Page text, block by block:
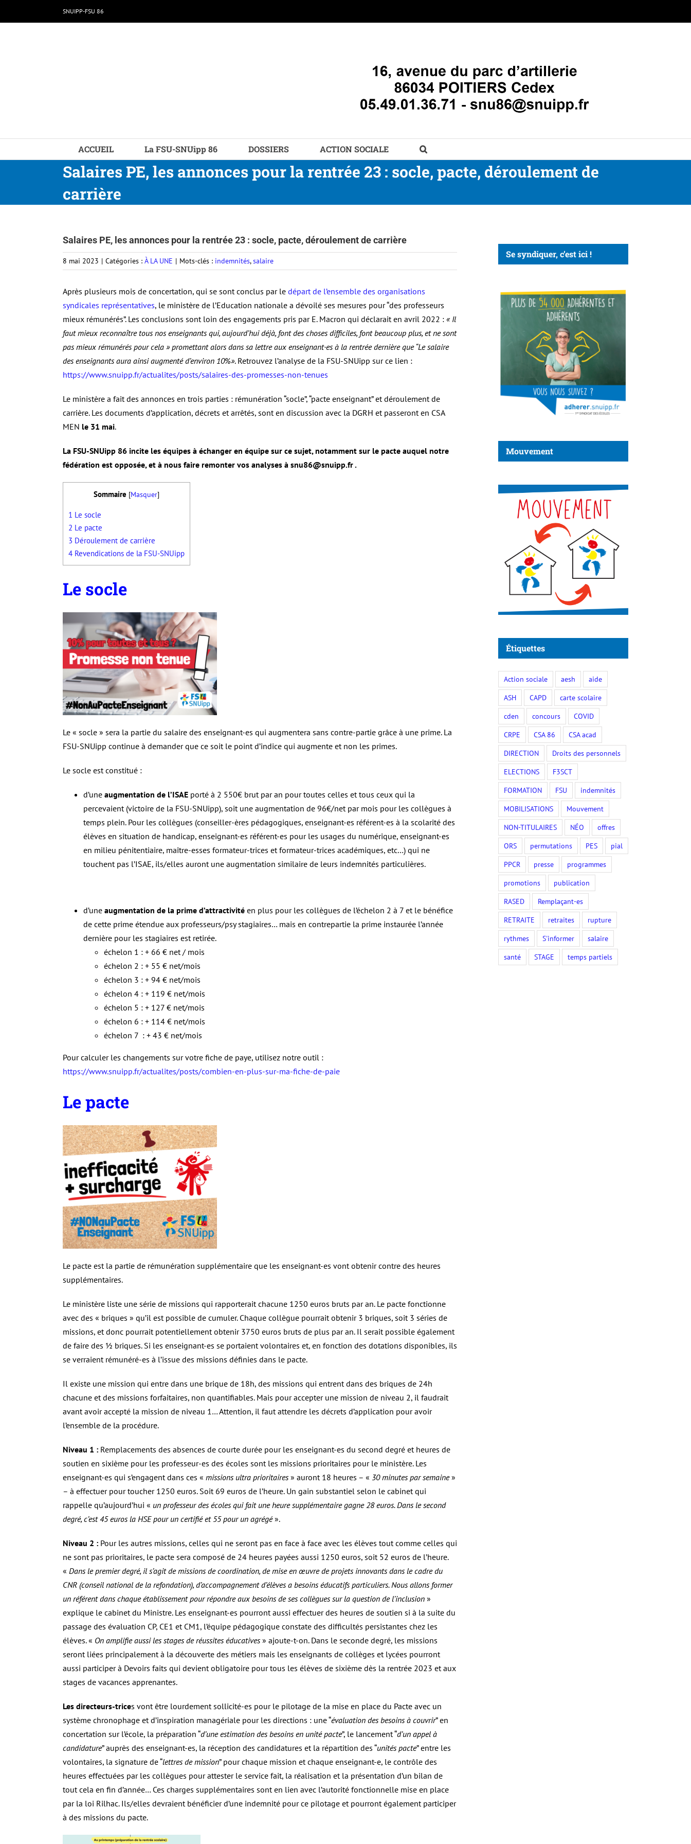
au
SNUIPP-FSU 86
ACCUEIL La FSU-SNUipp 86 DOSSIERS ACTION SOCIALE
Salaires PE, les annonces pour la rentrée 23 : socle, pacte, déroulement de
carrière
Salaires PE, les annonces pour la rentrée 23 : socle, pacte, déroulement de carrière
8 mai 2023 | Catégories : À LA UNE | Mots-clés : indemnités,salaire
Après plusieurs mois de concertation, qui se sont conclus par le départ de l’ensemble des organisations
syndicales représentatives, le ministère de l’Education nationale a dévoilé ses mesures pour “des professeurs
mieux rémunérés”. Les conclusions sont loin des engagements pris par E. Macron qui déclarait en avril 2022 : « Il
faut mieux reconnaître tous nos enseignants qui, aujourd’hui déjà, font des choses difficiles, font beaucoup plus, et ne sont
pas mieux rémunérés pour cela » promettant alors dans sa lettre aux enseignant·es à la rentrée dernière que “Le salaire
des enseignants aura ainsi augmenté d’environ 10%». Retrouvez l’analyse de la FSU-SNUipp sur ce lien :
https://www.snuipp.fr/actualites/posts/salaires-des-promesses-non-tenues
Le ministère a fait des annonces en trois parties : rémunération “socle”, “pacte enseignant” et déroulement de
carrière. Les documents d’application, décrets et arrêtés, sont en discussion avec la DGRH et passeront en CSA
MEN le 31 mai.
La FSU-SNUipp 86 incite les équipes à échanger en équipe sur ce sujet, notamment sur le pacte auquel notre
fédération est opposée, et à nous faire remonter vos analyses à snu86@snuipp.fr .
Sommaire [Masquer]
1 Le socle
2 Le pacte
3 Déroulement de carrière
4 Revendications de la FSU-SNUipp
Le socle
Le « socle » sera la partie du salaire des enseignant-es qui augmentera sans contre-partie grâce à une prime. La
FSU-SNUipp continue à demander que ce soit le point d’indice qui augmente et non les primes.
Le socle est constitué :
d’une augmentation de l’ISAE porté à 2 550€ brut par an pour toutes celles et tous ceux qui la
percevaient (victoire de la FSU-SNUipp), soit une augmentation de 96€/net par mois pour les collègues à
temps plein. Pour les collègues (conseiller-ères pédagogiques, enseignant-es référent-es à la scolarité des
élèves en situation de handicap, enseignant-es référent-es pour les usages du numérique, enseignant-es
en milieu pénitentiaire, maître-esses formateur-trices et formateur-trices académiques, etc…) qui ne
touchent pas l’ISAE, ils/elles auront une augmentation similaire de leurs indemnités particulières.
d’une augmentation de la prime d’attractivité en plus pour les collègues de l’échelon 2 à 7 et le bénéfice
de cette prime étendue aux professeurs/psy stagiaires… mais en contrepartie la prime instaurée l’année
dernière pour les stagiaires est retirée.
échelon 1 : + 66 € net / mois
échelon 2 : + 55 € net/mois
échelon 3 : + 94 € net/mois
échelon 4 : + 119 € net/mois
échelon 5 : + 127 € net/mois
échelon 6 : + 114 € net/mois
échelon 7 : + 43 € net/mois
Pour calculer les changements sur votre fiche de paye, utilisez notre outil :
https://www.snuipp.fr/actualites/posts/combien-en-plus-sur-ma-fiche-de-paie
Le pacte
Le pacte est la partie de rémunération supplémentaire que les enseignant-es vont obtenir contre des heures
supplémentaires.
Le ministère liste une série de missions qui rapporterait chacune 1250 euros bruts par an. Le pacte fonctionne
avec des « briques » qu’il est possible de cumuler. Chaque collègue pourrait obtenir 3 briques, soit 3 séries de
missions, et donc pourrait potentiellement obtenir 3750 euros bruts de plus par an. Il serait possible également
de faire des ½ briques. Si les enseignant-es se portaient volontaires et, en fonction des dotations disponibles, ils
se verraient rémunéré-es à l’issue des missions définies dans le pacte.
Il existe une mission qui entre dans une brique de 18h, des missions qui entrent dans des briques de 24h
chacune et des missions forfaitaires, non quantifiables. Mais pour accepter une mission de niveau 2, il faudrait
avant avoir accepté la mission de niveau 1… Attention, il faut attendre les décrets d’application pour avoir
l’ensemble de la procédure.
Niveau 1 : Remplacements des absences de courte durée pour les enseignant-es du second degré et heures de
soutien en sixième pour les professeur-es des écoles sont les missions prioritaires pour le ministère. Les
enseignant-es qui s’engagent dans ces « missions ultra prioritaires » auront 18 heures – « 30 minutes par semaine»
– à effectuer pour toucher 1250 euros. Soit 69 euros de l’heure. Un gain substantiel selon le cabinet qui
rappelle qu’aujourd’hui « un professeur des écoles qui fait une heure supplémentaire gagne 28 euros. Dans le second
degré, c’est 45 euros la HSE pour un certifié et 55 pour un agrégé».
Niveau 2 : Pour les autres missions, celles qui ne seront pas en face à face avec les élèves tout comme celles qui
ne sont pas prioritaires, le pacte sera composé de 24 heures payées aussi 1250 euros, soit 52 euros de l’heure.
« Dans le premier degré, il s’agit de missions de coordination, de mise en œuvre de projets innovants dans le cadre du
CNR (conseil national de la refondation), d’accompagnement d’élèves a besoins éducatifs particuliers. Nous allons former
un référent dans chaque établissement pour répondre aux besoins de ses collègues sur la question de l’inclusion »
explique le cabinet du Ministre. Les enseignant-es pourront aussi effectuer des heures de soutien si à la suite du
passage des évaluation CP, CE1 et CM1, l’équipe pédagogique constate des difficultés persistantes chez les
élèves. « On amplifie aussi les stages de réussites éducatives » ajoute-t-on. Dans le seconde degré, les missions
seront liées principalement à la découverte des métiers mais les enseignants de collèges et lycées pourront
aussi participer à Devoirs faits qui devient obligatoire pour tous les élèves de sixième dès la rentrée 2023 et aux
stages de vacances apprenantes.
Les directeurs-trices vont être lourdement sollicité-es pour le pilotage de la mise en place du Pacte avec un
système chronophage et d’inspiration managériale pour les directions : une “évaluation des besoins à couvrir” en
concertation sur l’école, la préparation “d’une estimation des besoins en unité pacte”, le lancement “d’un appel à
candidature” auprès des enseignant-es, la réception des candidatures et la répartition des “unités pacte” entre les
volontaires, la signature de “lettres de mission” pour chaque mission et chaque enseignant-e, le contrôle des
heures effectuées par les collègues pour attester le service fait, la réalisation et la présentation d’un bilan de
tout cela en fin d’année… Ces charges supplémentaires sont en lien avec l’autorité fonctionnelle mise en place
par la loi Rilhac. Ils/elles devraient bénéficier d’une indemnité pour ce pilotage et pourront également participer
à des missions du pacte.
Se syndiquer, c’est ici !
Mouvement
Étiquettes
Action sociale aesh
aide
ASH
CAPD
carte scolaire
cden
concours
COVID
CRPE
CSA 86
CSA acad
DIRECTION
Droits des personnels
ELECTIONS
F3SCT
FORMATION
FSU
indemnités
MOBILISATIONS
Mouvement
NON-TITULAIRES
NÉO
offres
ORS
permutations PES
pial
PPCR
presse
programmes
promotions
publication
RASED
Remplaçant-es
RETRAITE
retraites
rupture
rythmes
S'informer
salaire
santé
STAGE temps partiels